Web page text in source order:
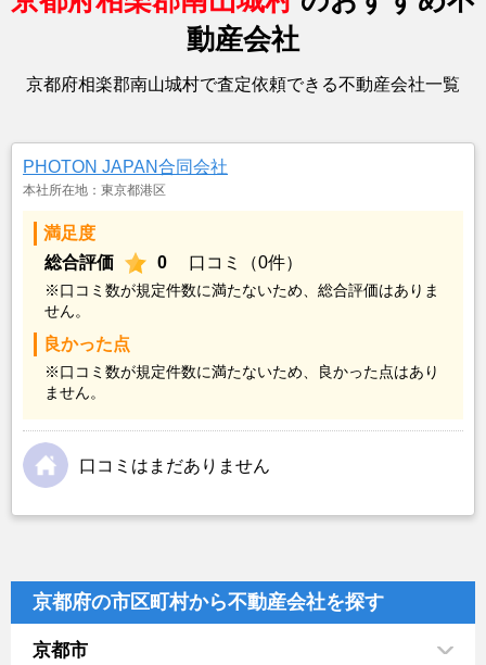
動産会社
京都府相楽郡南山城村で査定依頼できる不動産会社一覧
PHOTON JAPAN合同会社
本社所在地：東京都港区
満足度
総合評価
0 口コミ（0件）
※口コミ数が規定件数に満たないため、総合評価はありま
せん。
良かった点
※口コミ数が規定件数に満たないため、良かった点はあり
ません。
口コミはまだありません
京都府の市区町村から不動産会社を探す
京都市